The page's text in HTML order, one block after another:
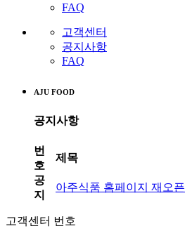
FAQ
고객센터
공지사항
FAQ
AJU FOOD
공지사항
번
호
제목
공
지
아주식품 홈페이지 재오픈
고객센터 번호